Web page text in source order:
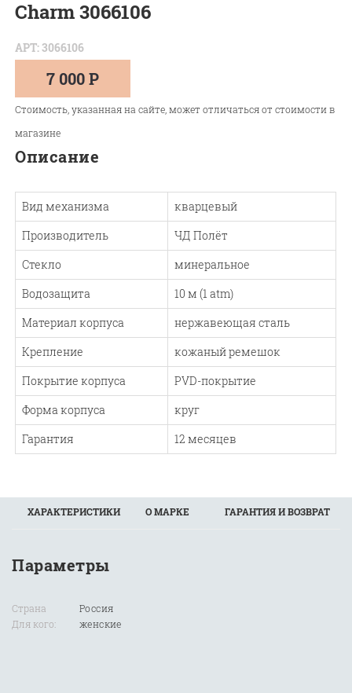
Charm 3066106
АРТ: 3066106
7 000 Р
Стоимость, указанная на сайте, может отличаться от стоимости в
магазине
Описание
Вид механизма
кварцевый
Производитель
ЧД Полёт
Стекло
минеральное
Водозащита
10 м (1 atm)
Материал корпуса
нержавеющая сталь
Крепление
кожаный ремешок
Покрытие корпуса
PVD-покрытие
Форма корпуса
круг
Гарантия
12 месяцев
ХАРАКТЕРИСТИКИ О МАРКЕ ГАРАНТИЯ И ВОЗВРАТ
Параметры
Страна
Для кого:
Россия
женские